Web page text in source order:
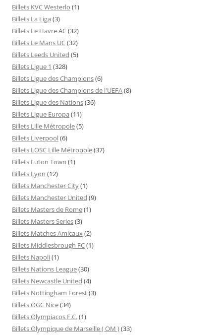
Billets KVC Westerlo (1)
Billets La Liga (3)
Billets Le Havre AC(32)
Billets Le Mans UC(32)
Billets Leeds United (5)
Billets Ligue 1 (328)
Billets Ligue des Champions(6)
Billets Ligue des Champions de l'UEFA(8)
Billets Ligue des Nations(36)
Billets Ligue Europa (11)
Billets Lille Métropole(5)
Billets Liverpool(6)
Billets LOSC Lille Métropole(37)
Billets Luton Town (1)
Billets Lyon (12)
Billets Manchester City(1)
Billets Manchester United (9)
Billets Masters de Rome(1)
Billets Masters Series(3)
Billets Matches Amicaux(2)
Billets Middlesbrough FC(1)
Billets Napoli(1)
Billets Nations League(30)
Billets Newcastle United (4)
Billets Nottingham Forest(3)
Billets OGC Nice(34)
Billets Olympiacos F.C.(1)
Billets Olympique de Marseille ( OM )(33)